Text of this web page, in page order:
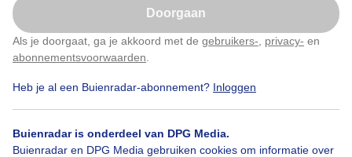
Doorgaan
Als je doorgaat, ga je akkoord met de gebruikers- privacy- en
abonnementsvoorwaarden
Heb je al een Buienradar-abonnement? Inloggen
Buienradar is onderdeel van DPG Media.
Buienradar en DPG Media gebruiken cookies om informatie over
Door: Erica van Leeuwen-de Bruijn
Gemaakt: 14-06-2026, 34x bekeken
Klik hierom dit aan te passen